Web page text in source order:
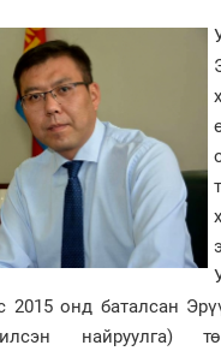
2015 онд баталсан
найруулга)